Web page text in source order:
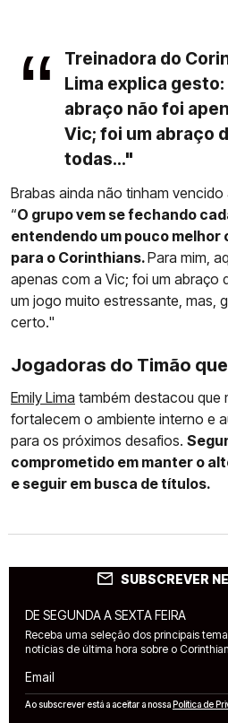
Treinadora do
Lima explica gesto:
abraço não foi
Vic; foi um abraço
todas..."
Brabas ainda não tinham
“O grupo vem se fechando
entendendo um pouco melhor
para o Corinthians.Para mim,
apenas com a Vic; foi um abraço
um jogo muito estressante, mas,
certo."
Jogadoras do Timão
Emily Lima também destacou
fortalecem o ambiente interno e
para os próximos desafios.
comprometido em manter o
e seguir em busca de títulos.
SUBSCREVER
DE SEGUNDA A SEXTA FEIRA
Receba uma seleção dos principais
notícias de última hora sobre o
Email
Ao subscrever está a aceitar a nossaPolítica de